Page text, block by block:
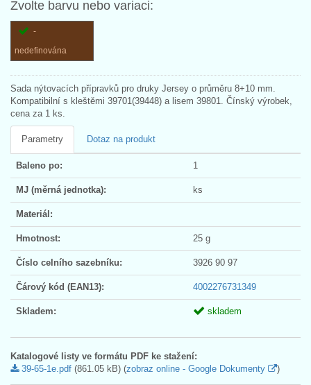
Zvolte barvu nebo variaci:
-
nedefinována
Sada nýtovacích přípravků pro druky Jersey o průměru 8+10 mm.
Kompatibilní s kleštěmi 39701(39448) a lisem 39801. Čínský výrobek,
cena za 1 ks.
Parametry Dotaz na produkt
Baleno po: 1
MJ (měrná jednotka): ks
Materiál:
Hmotnost: 25 g
Číslo celního sazebníku: 3926 90 97
Čárový kód (EAN13): 4002276731349
Skladem: skladem
Katalogové listy ve formátu PDF ke stažení:
39-65-1e.pdf (861.05 kB) (zobraz online - Google Dokumenty )